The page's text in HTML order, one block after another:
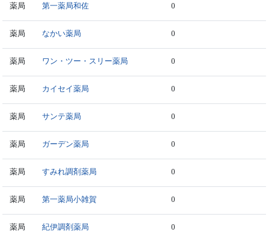
薬局 第一薬局和佐 0
薬局 なかい薬局 0
薬局 ワン・ツー・スリー薬局 0
薬局 カイセイ薬局 0
薬局 サンテ薬局 0
薬局 ガーデン薬局 0
薬局 すみれ調剤薬局 0
薬局 第一薬局小雑賀 0
薬局 紀伊調剤薬局 0